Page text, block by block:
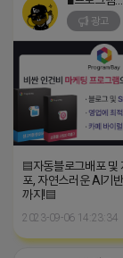
광고
▤자동블로그배포 및
포, 자연스러운 AI기
까지!▤
2023-09-06 14:23:34